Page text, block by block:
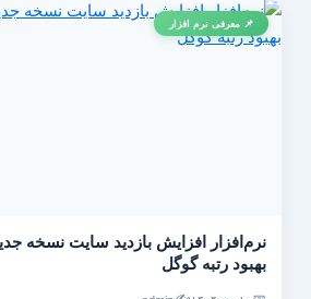
📌 معرفی نرم افزار
نرم‌افزار افزایش بازدید سایت نسخه
بهبود رتبه گوگل